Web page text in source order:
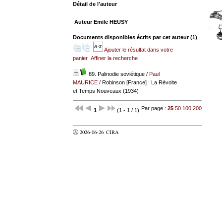
Détail de l'auteur
Auteur Emile HEUSY
Documents disponibles écrits par cet auteur (1)
Ajouter le résultat dans votre
panier Affiner la recherche
89. Palinodie soviétique/ Paul
MAURICE/ Robinson [France] : La Révolte
et Temps Nouveaux (1934)
1 (1 - 1 / 1) Par page : 25 50 100 200
Ⓐ 2026-06-26 CIRA